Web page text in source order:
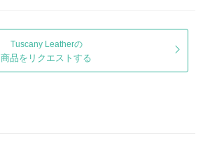
Tuscany Leatherの
商品をリクエストする